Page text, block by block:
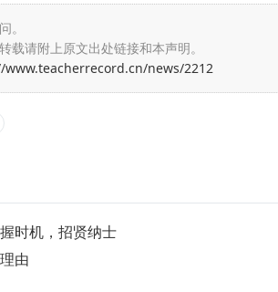
。
载请附上原文出处链接和本声明。
news/2212
时机，招贤纳士
由